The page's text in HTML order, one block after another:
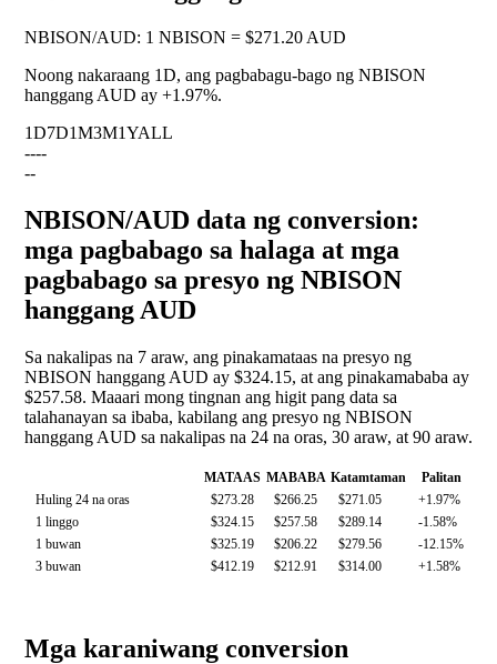
NBISON/AUD: 1 NBISON = $271.20 AUD
Noong nakaraang 1D, ang pagbabagu-bago ng NBISON
hanggang AUD ay +1.97%.
1D7D1M3M1YALL
----
--
NBISON/AUD data ng conversion:
mga pagbabago sa halaga at mga
pagbabago sa presyo ng NBISON
hanggang AUD
Sa nakalipas na 7 araw, ang pinakamataas na presyo ng
NBISON hanggang AUD ay $324.15, at ang pinakamababa ay
$257.58. Maaari mong tingnan ang higit pang data sa
talahanayan sa ibaba, kabilang ang presyo ng NBISON
hanggang AUD sa nakalipas na 24 na oras, 30 araw, at 90 araw.
MATAAS MABABA Katamtaman
Palitan
Huling 24 na oras
$273.28 $266.25 $271.05
+1.97%
1 linggo
$324.15 $257.58 $289.14
-1.58%
1 buwan
$325.19 $206.22 $279.56
-12.15%
3 buwan
$412.19 $212.91 $314.00 +1.58%
Mga karaniwang conversion